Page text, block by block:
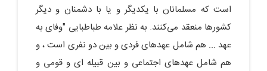
است که مسلمانان با یکدیگر و یا با دشمنان و دیگر
کشورها منعقد می‌کنند. به نظر علامه طباطبایی "وفاى به
عهد ... هم شامل عهدهاى فردى و بین دو نفرى است ، و
هم شامل عهدهاى اجتماعى و بین قبیله اى و قومى و